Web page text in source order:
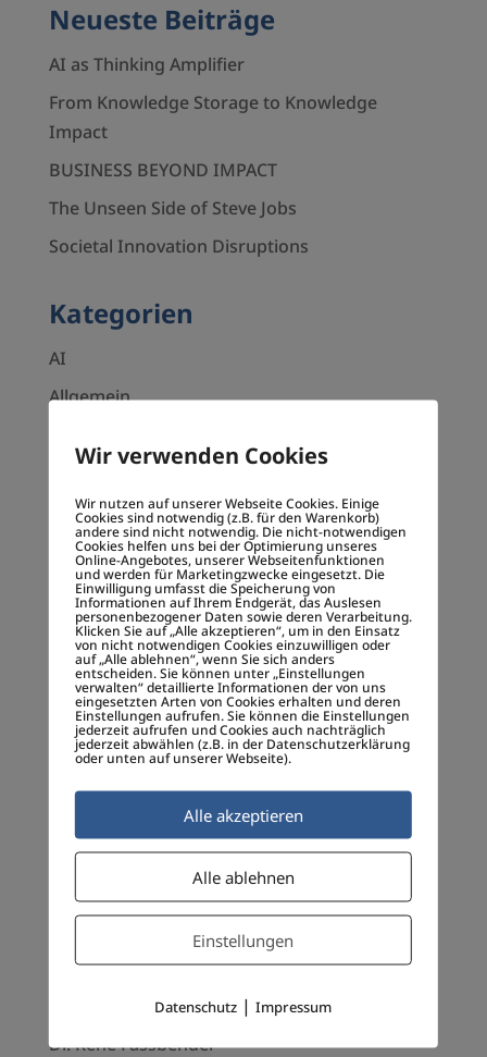
Neueste Beiträge
AI as Thinking Amplifier
From Knowledge Storage to Knowledge
Impact
BUSINESS BEYOND IMPACT
The Unseen Side of Steve Jobs
Societal Innovation Disruptions
Kategorien
AI
Allgemein
Bad Münstereifel
Beirat
BigData
Blockchain
City Outlet
Climate disaster
Create impact
Customer Journey
Dezentralen Gesellschaft
Digitale Empathie
Digitale Gesellschaft
Dr. Charles Savage
Dr. Klaus Sailer
Dr. Rene Fassbender
Wir verwenden Cookies
Wir nutzen auf unserer Webseite Cookies. Einige
Cookies sind notwendig (z.B. für den Warenkorb)
andere sind nicht notwendig. Die nicht-notwendigen
Cookies helfen uns bei der Optimierung unseres
Online-Angebotes, unserer Webseitenfunktionen
und werden für Marketingzwecke eingesetzt. Die
Einwilligung umfasst die Speicherung von
Informationen auf Ihrem Endgerät, das Auslesen
personenbezogener Daten sowie deren Verarbeitung.
Klicken Sie auf „Alle akzeptieren“, um in den Einsatz
von nicht notwendigen Cookies einzuwilligen oder
auf „Alle ablehnen“, wenn Sie sich anders
entscheiden. Sie können unter „Einstellungen
verwalten“ detaillierte Informationen der von uns
eingesetzten Arten von Cookies erhalten und deren
Einstellungen aufrufen. Sie können die Einstellungen
jederzeit aufrufen und Cookies auch nachträglich
jederzeit abwählen (z.B. in der Datenschutzerklärung
oder unten auf unserer Webseite).
Alle akzeptieren
Alle ablehnen
Einstellungen
Datenschutz |Impressum